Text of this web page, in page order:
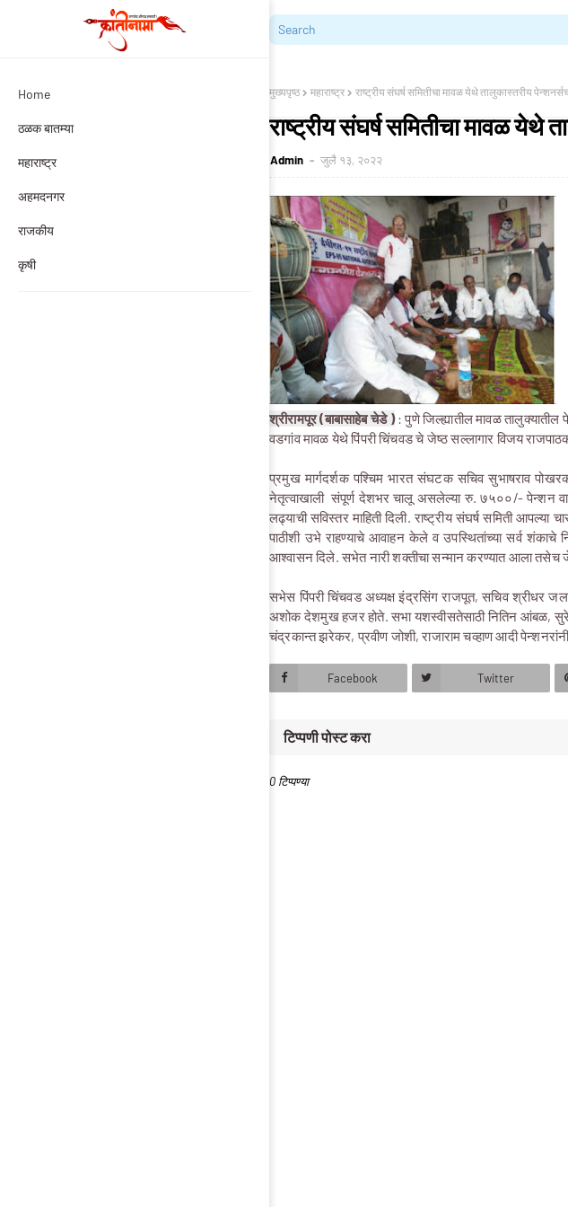
Home
ठळक बातम्या
महाराष्ट्र
अहमदनगर
राजकीय
कृषी
मुख्यपृष्ठ महाराष्ट्र राष्ट्रीय संघर्ष समितीचा मावळ येथे तालुकास्तरीय
राष्ट्रीय संघर्ष समितीचा मावळ येथे
Admin जुलै १३, २०२२
श्रीरामपूर (बाबासाहेब चेडे ): पुणे जिल्ह्यातील मावळ तालुक्यातील
वडगांव मावळ येथे पिंपरी चिंचवड चे जेष्ठ सल्लागार विजय
प्रमुख मार्गदर्शक पश्चिम भारत संघटक सचिव सुभाषराव
नेतृत्वाखाली संपूर्ण देशभर चालू असलेल्या रु. ७५००/- पेन्शन वाढ
लढ्याची सविस्तर माहिती दिली. राष्ट्रीय संघर्ष समिती
पाठीशी उभे राहण्याचे आवाहन केले व उपस्थितांच्या सर्व
आश्वासन दिले. सभेत नारी शक्तीचा सन्मान करण्यात आला तसेच
सभेस पिंपरी चिंचवड अध्यक्ष इंद्रसिंग राजपूत, सचिव श्रीधर
अशोक देशमुख हजर होते. सभा यशस्वीसतेसाठी नितिन आंबळ,
चंद्रकान्त झरेकर, प्रवीण जोशी, राजाराम चव्हाण आदी
Facebook Twitter
टिप्पणी पोस्ट करा
0 टिप्पण्या